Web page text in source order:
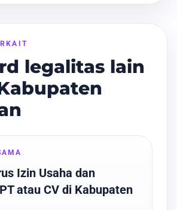
legalitas lain
Izin Usaha dan
atau CV di Kabupaten